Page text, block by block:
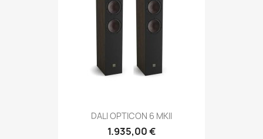
DALI OPTICON 6 MKII
1.935,00 €